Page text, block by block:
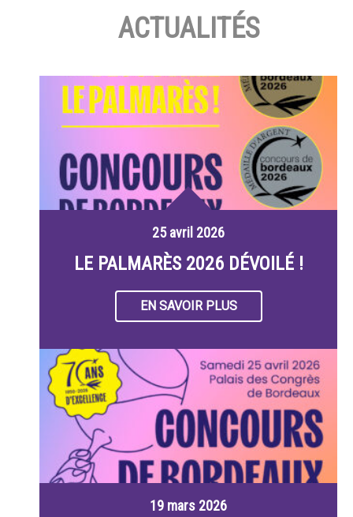
ACTUALITÉS
25 avril 2026
LE PALMARÈS 2026 DÉVOILÉ !
EN SAVOIR PLUS
19 mars 2026